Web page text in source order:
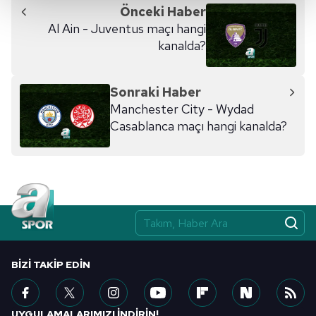
Her halükârda, kullanıcılar, bu çerezlere izin vermedikleri
takdirde, kullanıcılara hedefli reklamlar
Sizlere daha iyi bir hizmet sunabilmek için İnternet
Sitemizde kendimize ve üçüncü kişilere ait çerezler
kullanılmaktadır. Bu çerezler vasıtasıyla çeşitli kişisel
verileriniz işlenmekte olup gerekli olan çerezler bilgi
kılınması ve kişiselleştirilmesi ve sizlere yönelik
reklam/pazarlama faaliyetlerinin yapılması, amaçlarıyla
sınırlı olarak açık rızanız dahilinde kullanılacaktır.
Çerezlere ilişkin tercihlerinizi aşağıda yer alan panel
için Ayarlar butonuna tıklayabilir,
Çerez Bilgilendirme
Metnimiziziyaret edebilirsiniz.
Önceki Haber
Al Ain - Juventus maçı hangi
kanalda?
Sonraki Haber
Manchester City - Wydad
Casablanca maçı hangi kanalda?
BIZI TAKIP EDIN